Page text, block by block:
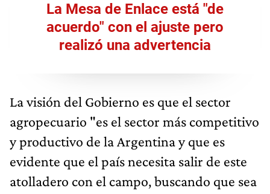
La Mesa de Enlace está "de
acuerdo" con el ajuste pero
realizó una advertencia
La visión del Gobierno es que el sector
agropecuario "es el sector más competitivo
y productivo de la Argentina y que es
evidente que el país necesita salir de este
atolladero con el campo, buscando que sea